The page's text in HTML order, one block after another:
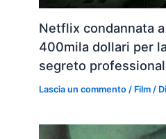
Netflix condannata
400mila dollari per
segreto
Lascia un commento / Film / Di